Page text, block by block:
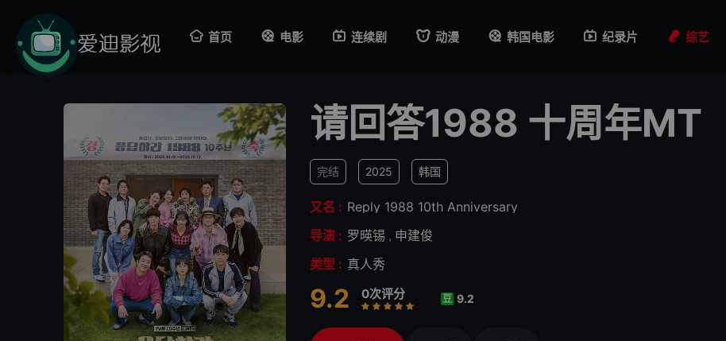
首页 电影 连续剧 动漫 韩国电影 纪录片 综艺
请回答1988 十周年MT
完结 2025 韩国
又名 : Reply 1988 10th Anniversary
导演 : 罗暎锡 , 申建俊
类型 : 真人秀
9.2 0次评分
很差
较差还行推荐
力荐
豆 9.2